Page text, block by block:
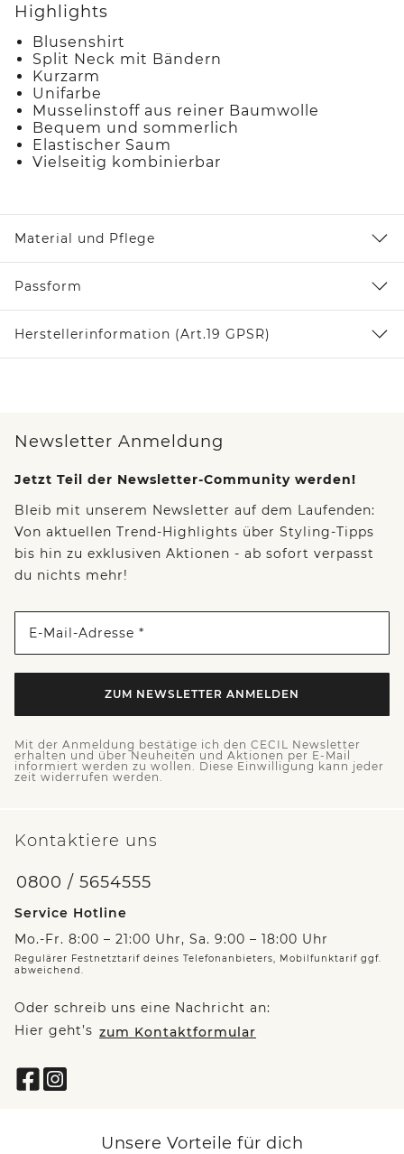
Highlights
Blusenshirt
Split Neck mit Bändern
Kurzarm
Unifarbe
Musselinstoff aus reiner Baumwolle
Bequem und sommerlich
Elastischer Saum
Vielseitig kombinierbar
Material und Pflege
Passform
Herstellerinformation (Art.19 GPSR)
Newsletter Anmeldung
Jetzt Teil der Newsletter-Community werden!
Bleib mit unserem Newsletter auf dem Laufenden:
Von aktuellen Trend-Highlights über Styling-Tipps
bis hin zu exklusiven Aktionen - ab sofort verpasst
du nichts mehr!
E-Mail-Adresse *
ZUM NEWSLETTER ANMELDEN
Mit der Anmeldung bestätige ich den CECIL Newsletter
erhalten und über Neuheiten und Aktionen per E-Mail
informiert werden zu wollen. Diese Einwilligung kann jeder
zeit widerrufen werden.
Kontaktiere uns
0800 / 5654555
Service Hotline
Mo.-Fr. 8:00 – 21:00 Uhr, Sa. 9:00 – 18:00 Uhr
Regulärer Festnetztarif deines Telefonanbieters, Mobilfunktarif ggf.
abweichend.
Oder schreib uns eine Nachricht an:
Hier geht’s zum Kontaktformular
Unsere Vorteile für dich